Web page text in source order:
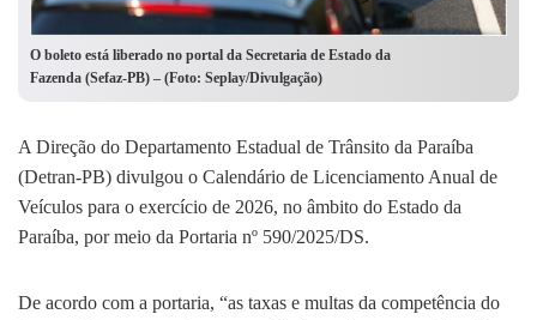
O boleto está liberado no portal da Secretaria de Estado da
Fazenda (Sefaz-PB) – (Foto: Seplay/Divulgação)
A Direção do Departamento Estadual de Trânsito da Paraíba
(Detran-PB) divulgou o Calendário de Licenciamento Anual de
Veículos para o exercício de 2026, no âmbito do Estado da
Paraíba, por meio da Portaria nº 590/2025/DS.
De acordo com a portaria, “as taxas e multas da competência do